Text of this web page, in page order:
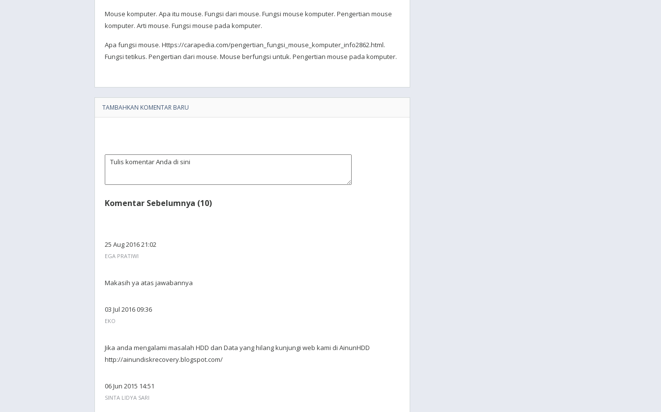
Mouse komputer. Apa itu mouse. Fungsi dari mouse. Fungsi mouse komputer. Pengertian mouse
komputer. Arti mouse. Fungsi mouse pada komputer.
Apa fungsi mouse. Https://carapedia.com/pengertian_fungsi_mouse_komputer_info2862.html.
Fungsi tetikus. Pengertian dari mouse. Mouse berfungsi untuk. Pengertian mouse pada komputer.
TAMBAHKAN KOMENTAR BARU
Komentar Sebelumnya (10)
25 Aug 2016 21:02
EGA PRATIWI
Makasih ya atas jawabannya
03 Jul 2016 09:36
EKO
Jika anda mengalami masalah HDD dan Data yang hilang kunjungi web kami di AinunHDD
http://ainundiskrecovery.blogspot.com/
06 Jun 2015 14:51
SINTA LIDYA SARI